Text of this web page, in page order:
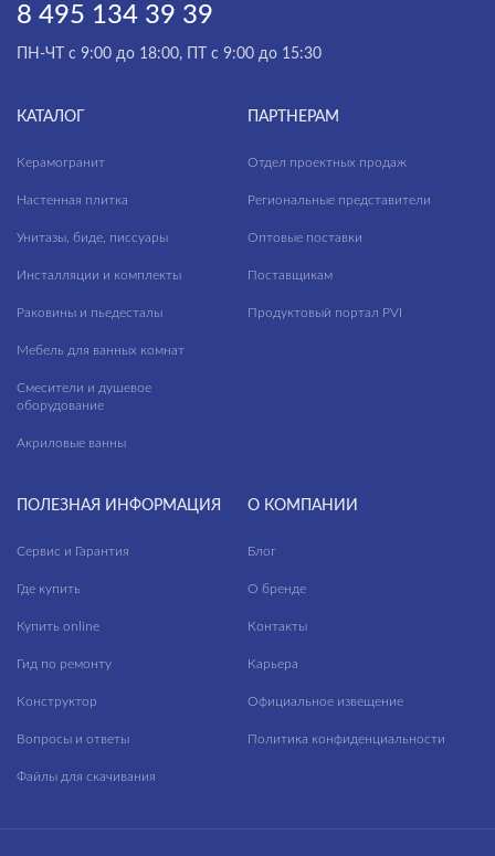
8 495 134 39 39
ПН-ЧТ с 9:00 до 18:00, ПТ с 9:00 до 15:30
КАТАЛОГ
Керамогранит
Настенная плитка
Унитазы, биде, писсуары
Инсталляции и комплекты
Раковины и пьедесталы
Мебель для ванных комнат
Смесители и душевое
оборудование
Акриловые ванны
ПАРТНЕРАМ
Отдел проектных продаж
Региональные представители
Оптовые поставки
Поставщикам
Продуктовый портал PVI
ПОЛЕЗНАЯ ИНФОРМАЦИЯ
Сервис и Гарантия
Где купить
Купить online
Гид по ремонту
Конструктор
Вопросы и ответы
Файлы для скачивания
О КОМПАНИИ
Блог
О бренде
Контакты
Карьера
Официальное извещение
Политика конфиденциальности